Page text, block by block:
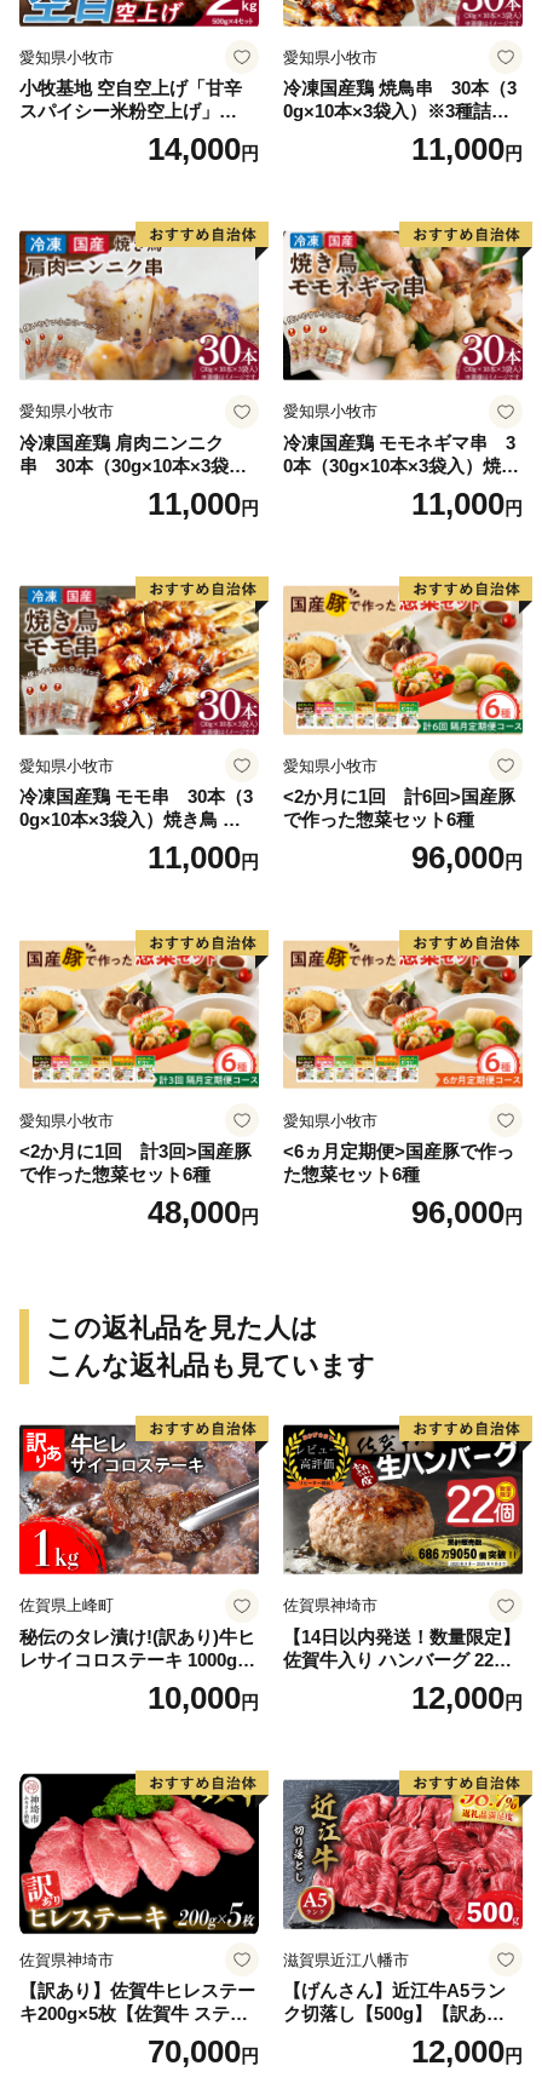
愛知県小牧市
小牧基地 空自空上げ「甘辛
スパイシー米粉空上げ」
（計2kg 500g×4袋）手羽先
14,000円
愛知県小牧市
冷凍国産鶏 焼鳥串 30本（3
0g×10本×3袋入）※3種詰め
合わせ 焼き鳥 おつまみ バー
ベキュー 小分け 国産 鶏肉 焼
材 具材 お家居酒屋 詰め合わ
せ
11,000円
愛知県小牧市
冷凍国産鶏 肩肉ニンニク
串 30本（30g×10本×3袋
入）焼き鳥 おつまみ バーベ
キュー 小分け 国産 鶏肉 焼鳥
材 お家居酒屋 にんにく
11,000円
愛知県小牧市
冷凍国産鶏 モモネギマ串 3
0本（30g×10本×3袋入）焼き
鳥 おつまみ バーベキュー 小
分け 国産 鶏肉 焼鳥 やきとり
居酒屋 ねぎま ネギマ
11,000円
愛知県小牧市
冷凍国産鶏 モモ串 30本（3
0g×10本×3袋入）焼き鳥 おつ
まみ バーベキュー 小分け 国
産 鶏肉 焼鳥 やきとり 串 惣
11,000円
愛知県小牧市
<2か月に1回 計6回>国産豚
で作った惣菜セット6種
96,000円
愛知県小牧市
<2か月に1回 計3回>国産豚
で作った惣菜セット6種
48,000円
愛知県小牧市
<6ヵ月定期便>国産豚で作っ
た惣菜セット6種
96,000円
この返礼品を見た人は
こんな返礼品も見ています
佐賀県上峰町
秘伝のタレ漬け!(訳あり)牛ヒ
レサイコロステーキ 1000g
10,000円
佐賀県神埼市
【14日以内発送！数量限定】
佐賀牛入り ハンバーグ 22個
2.6kg(120g×22個)【佐賀牛
黒毛和牛 ブランド牛 九州 ハ
気】(H083106)
12,000円
佐賀県神埼市
【訳あり】佐賀牛ヒレステー
キ200g×5枚【佐賀牛 ステー
キ ブランド肉 ヒレ肉 フィレ
肉 ジューシー ヘルシー】(H0
70,000円
滋賀県近江八幡市
【げんさん】近江牛A5ラン
ク切落し【500g】【訳あり】
12,000円